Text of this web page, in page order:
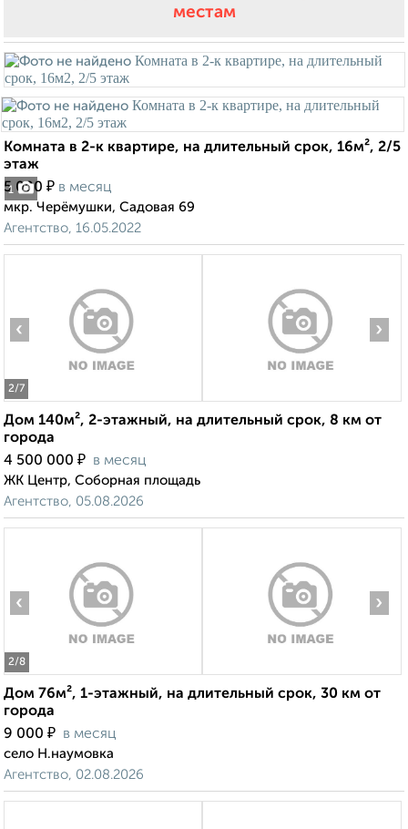
местам
1
Комната в 2-к квартире, на длительный срок, 16м², 2/5
этаж
5 000 ₽ в месяц
мкр. Черёмушки, Садовая 69
Агентство, 16.05.2022
2/7
‹ ›
Дом 140м², 2-этажный, на длительный срок, 8 км от
города
4 500 000 ₽ в месяц
ЖК Центр, Соборная площадь
Агентство, 05.08.2026
2/8
‹ ›
Дом 76м², 1-этажный, на длительный срок, 30 км от
города
9 000 ₽ в месяц
село Н.наумовка
Агентство, 02.08.2026